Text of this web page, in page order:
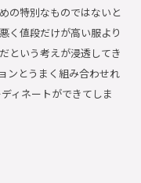
の特別なものではないと
く値段だけが高い服より
という考えが浸透してき
ンとうまく組み合わせれ
ィネートができてしま